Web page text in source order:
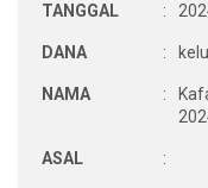
TANGGAL :
DANA :
NAMA :
ASAL :